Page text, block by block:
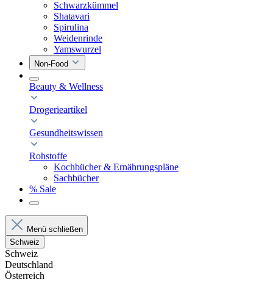
Schwarzkümmel
Shatavari
Spirulina
Weidenrinde
Yamswurzel
Non-Food
Beauty & Wellness
Drogerieartikel
Gesundheitswissen
Rohstoffe
Kochbücher & Ernährungspläne
Sachbücher
% Sale
Menü schließen
Schweiz
Schweiz
Deutschland
Österreich